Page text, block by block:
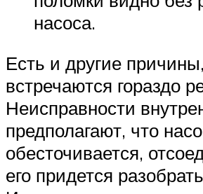
насоса.
Есть и другие
встречаются гораздо
Неисправности
предполагают, что
обесточивается,
его придется